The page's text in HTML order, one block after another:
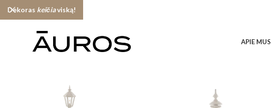
APIE MUS
Dekoras keičiaviską!